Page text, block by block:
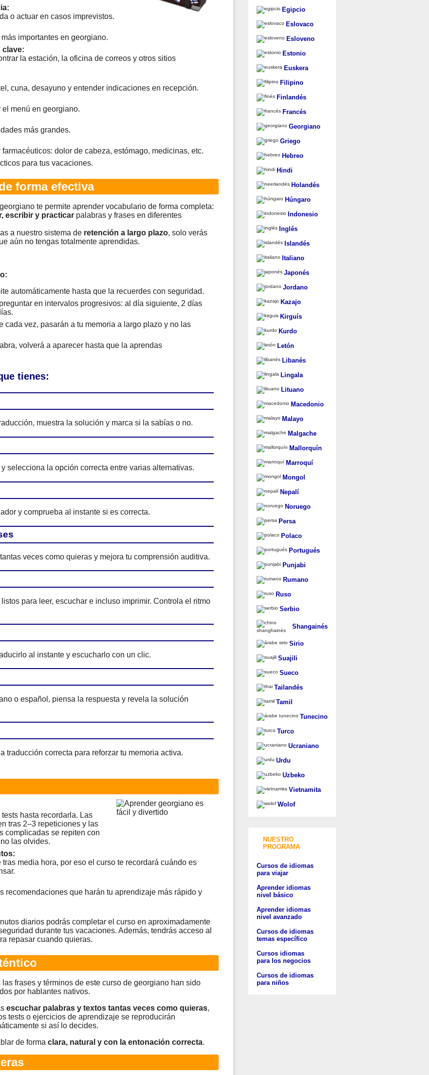
o actuar en casos imprevistos.
importantes en georgiano.
clave:
la estación, la oficina de correos y otros sitios
cuna, desayuno y entender indicaciones en recepción.
menú en georgiano.
más grandes.
dolor de cabeza, estómago, medicinas, etc.
para tus vacaciones.
forma efectiva
te permite aprender vocabulario de forma completa:
escribir y practicarpalabras y frases en diferentes
a nuestro sistema de retención a largo plazo, solo verás
aún no tengas totalmente aprendidas.
automáticamente hasta que la recuerdes con seguridad.
en intervalos progresivos: al día siguiente, 2 días
cada vez, pasarán a tu memoria a largo plazo y no las
volverá a aparecer hasta que la aprendas
tienes:
muestra la solución y marca si la sabías o no.
selecciona la opción correcta entre varias alternativas.
y comprueba al instante si es correcta.
veces como quieras y mejora tu comprensión auditiva.
para leer, escuchar e incluso imprimir. Controla el ritmo
al instante y escucharlo con un clic.
o español, piensa la respuesta y revela la solución
traducción correcta para reforzar tu memoria activa.
hasta recordarla. Las
tras 2–3 repeticiones y las
complicadas se repiten con
las olvides.
media hora, por eso el curso te recordará cuándo es
recomendaciones que harán tu aprendizaje más rápido y
diarios podrás completar el curso en aproximadamente
durante tus vacaciones. Además, tendrás acceso al
repasar cuando quieras.
las frases y términos de este curso de georgiano han sido
por hablantes nativos.
escuchar palabras y textos tantas veces como quieras,
tests o ejercicios de aprendizaje se reproducirán
si así lo decides.
de forma clara, natural y con la entonación correcta.
Egipcio
Eslovaco
Esloveno
Estonio
Euskera
Filipino
Finlandés
Francés
Georgiano
Griego
Hebreo
Hindi
Holandés
Húngaro
Indonesio
Inglés
Islandés
Italiano
Japonés
Jordano
Kazajo
Kirguís
Kurdo
Letón
Libanés
Lingala
Lituano
Macedonio
Malayo
Malgache
Mallorquín
Marroquí
Mongol
Nepalí
Noruego
Persa
Polaco
Portugués
Punjabi
Rumano
Ruso
Serbio
Shangainés
Sirio
Suajili
Sueco
Tailandés
Tamil
Tunecino
Turco
Ucraniano
Urdu
Uzbeko
Vietnamita
Wolof
NUESTRO
PROGRAMA
Cursos de idiomas
para viajar
Aprender idiomas
nivel básico
Aprender idiomas
nivel avanzado
Cursos de idiomas
temas específico
Cursos idiomas
para los negocios
Cursos de idiomas
para niños